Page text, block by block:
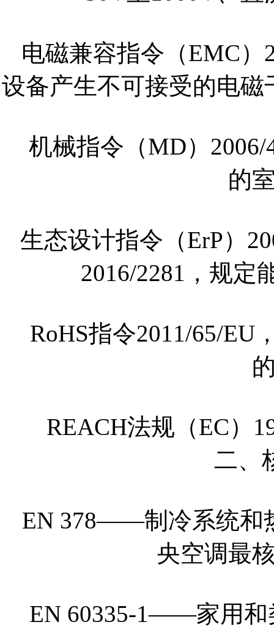
电磁兼容指令（EMC）
设备产生不可接受的电
机械指令（MD）
的
生态设计指令（ErP）
2016/2281，规定
RoHS指令2011/65/EU
REACH法规（EC）
二、
EN 378——制冷系统和
央空调最
EN 60335-1——家用